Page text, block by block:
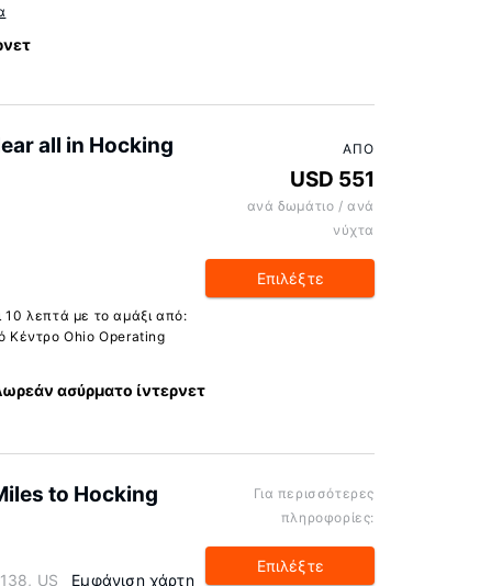
all in Hocking
λεπτά με το αμάξι από:
Κέντρο Ohio Operating
ασύρματο ίντερνετ
ΑΠΌ
USD 551
ανά δωμάτιο / ανά
νύχτα
Επιλέξτε
to Hocking
US Εμφάνιση χάρτη
Για περισσότερες
πληροφορίες:
Επιλέξτε